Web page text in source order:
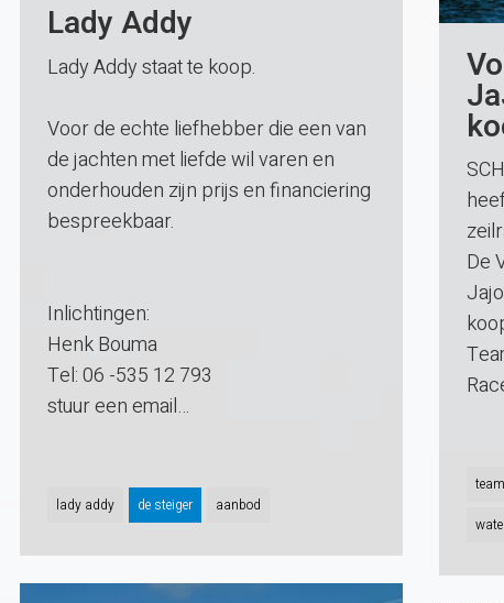
Lady Addy
Lady Addy staat te koop.
Voor de echte liefhebber die een van
de jachten met liefde wil varen en
onderhouden zijn prijs en financiering
bespreekbaar.
Inlichtingen:
Henk Bouma
Tel: 06 -535 12 793
stuur een email…
lady addy de steiger aanbod
De